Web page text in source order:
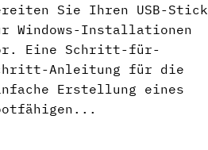
Sie Ihren USB-Stick
Windows-Installationen
Eine Schritt-für-
Anleitung für die
Erstellung eines